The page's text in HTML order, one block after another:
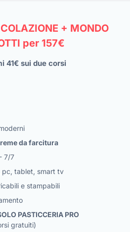
+ MONDO
per 157€
41€ sui due corsi
da farcitura
7/7
pc, tablet, smart tv
e stampabili
PASTICCERIA PRO
gratuiti)